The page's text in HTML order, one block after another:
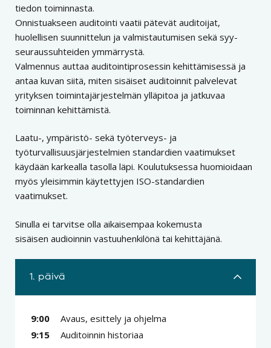
tiedon toiminnasta.
Onnistuakseen auditointi vaatii pätevät auditoijat,
huolellisen suunnittelun ja valmistautumisen sekä syy-
seuraussuhteiden ymmärrystä.
Valmennus auttaa auditointiprosessin kehittämisessä ja
antaa kuvan siitä, miten sisäiset auditoinnit palvelevat
yrityksen toimintajärjestelmän ylläpitoa ja jatkuvaa
toiminnan kehittämistä.
Laatu-, ympäristö- sekä työterveys- ja
työturvallisuusjärjestelmien standardien vaatimukset
käydään karkealla tasolla läpi. Koulutuksessa huomioidaan
myös yleisimmin käytettyjen ISO-standardien
vaatimukset.
Sinulla ei tarvitse olla aikaisempaa kokemusta
sisäisen audioinnin vastuuhenkilönä tai kehittäjänä.
1. päivä
9:00
Avaus, esittely ja ohjelma
9:15
Auditoinnin historiaa